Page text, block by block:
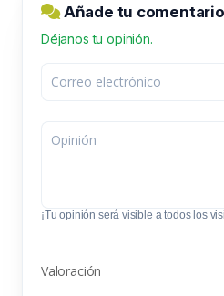
Añade tu
Déjanos tu opinión.
¡Tu opinión será visible a todos los
Valoración